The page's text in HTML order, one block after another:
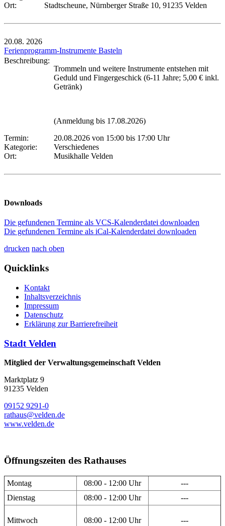
Ort:
Stadtscheune, Nürnberger Straße 10, 91235 Velden
20.08. 2026
Ferienprogramm-Instrumente Basteln
Beschreibung:
Trommeln und weitere Instrumente entstehen mit
Geduld und Fingergeschick (6-11 Jahre; 5,00 € inkl.
Getränk)
(Anmeldung bis 17.08.2026)
Termin:
20.08.2026 von 15:00 bis 17:00 Uhr
Kategorie:
Verschiedenes
Ort:
Musikhalle Velden
Downloads
Die gefundenen Termine als VCS-Kalenderdatei downloaden
Die gefundenen Termine als iCal-Kalenderdatei downloaden
drucken nach oben
Quicklinks
Kontakt
Inhaltsverzeichnis
Impressum
Datenschutz
Erklärung zur Barrierefreiheit
Stadt Velden
Mitglied der Verwaltungsgemeinschaft Velden
Marktplatz 9
91235 Velden
09152 9291-0
rathaus@velden.de
www.velden.de
Öffnungszeiten des Rathauses
Montag 08:00 - 12:00 Uhr
---
Dienstag
08:00 - 12:00 Uhr ---
Mittwoch 08:00 - 12:00 Uhr ---